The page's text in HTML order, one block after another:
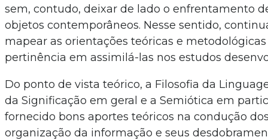
sem, contudo, deixar de lado o enfrentamento
objetos contemporâneos. Nesse sentido,
mapear as orientações teóricas e
pertinência em assimilá-las nos estudos
Do ponto de vista teórico, a Filosofia da
da Significação em geral e a Semiótica em
fornecido bons aportes teóricos na condução
organização da informação e seus